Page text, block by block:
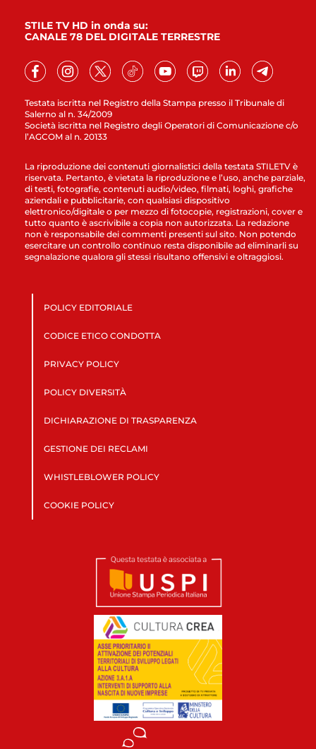
Testata iscritta nel Registro della Stampa presso il Tribunale di
Salerno al n. 34/2009
Società iscritta nel Registro degli Operatori di Comunicazione c/o
l’AGCOM al n. 20133
STILE TV HD in onda su:
CANALE 78 DEL DIGITALE TERRESTRE
La riproduzione dei contenuti giornalistici della testata STILETV è
riservata. Pertanto, è vietata la riproduzione e l’uso, anche parziale,
di testi, fotografie, contenuti audio/video, filmati, loghi, grafiche
aziendali e pubblicitarie, con qualsiasi dispositivo
elettronico/digitale o per mezzo di fotocopie, registrazioni, cover e
tutto quanto è ascrivibile a copia non autorizzata. La redazione
non è responsabile dei commenti presenti sul sito. Non potendo
esercitare un controllo continuo resta disponibile ad eliminarli su
segnalazione qualora gli stessi risultano offensivi e oltraggiosi.
POLICY EDITORIALE
CODICE ETICO CONDOTTA
PRIVACY POLICY
POLICY DIVERSITÀ
DICHIARAZIONE DI TRASPARENZA
GESTIONE DEI RECLAMI
WHISTLEBLOWER POLICY
COOKIE POLICY